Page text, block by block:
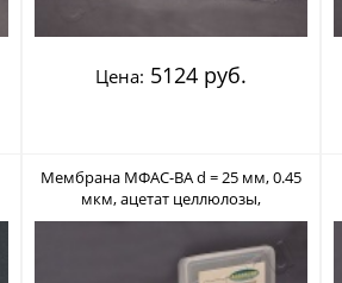
Цена: 5124 руб.
Мембрана МФАС-ВА d = 25 мм, 0.45
мкм, ацетат целлюлозы,
нестерильный (Владипор)